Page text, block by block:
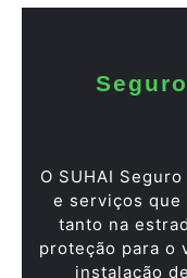
O SUHAI
e serviços que
tanto na
proteção para o
instalação